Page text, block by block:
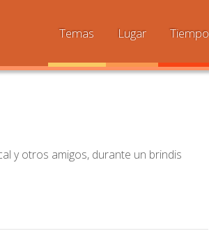
Temas Lugar Tiempo
y otros amigos, durante un brindis